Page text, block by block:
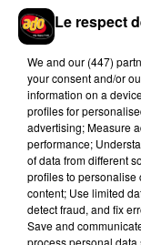
dépôt de
souhaitez
Conclave•
Tucci, Isabella
Wicked• De John
Jeff Goldblum… •
Le respect
We and our (447)
your consent and/or
information on a
profiles for
advertising; Measure
performance;
of data from different
profiles to personalise
content; Use limited
detect fraud, and fix
Save and
process personal